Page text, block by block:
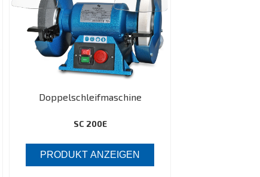
Doppelschleifmaschine
SC 200E
PRODUKT ANZEIGEN